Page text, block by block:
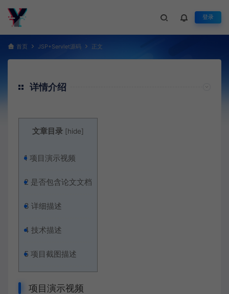
登录
首页 JSP+Servlet源码 正文
详情介绍
文章目录 [hide]
1 项目演示视频
2 是否包含论文文档
3 详细描述
4 技术描述
5 项目截图描述
项目演示视频